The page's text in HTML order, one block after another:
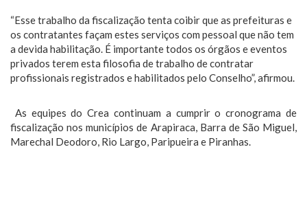
“Esse trabalho da fiscalização tenta coibir que as prefeituras e
os contratantes façam estes serviços com pessoal que não tem
a devida habilitação. É importante todos os órgãos e eventos
privados terem esta filosofia de trabalho de contratar
profissionais registrados e habilitados pelo Conselho”, afirmou.
As equipes do Crea continuam a cumprir o cronograma de
fiscalização nos municípios de Arapiraca, Barra de São Miguel,
Marechal Deodoro, Rio Largo, Paripueira e Piranhas.